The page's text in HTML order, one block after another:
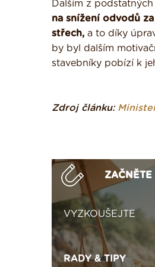
Dalším z
na snížení odvodů
střech, a to díky
by byl dalším
stavebníky pobízí k
Zdroj článku:
ZAČNĚTE
VYZKOUŠEJTE
RADY & TIPY
Není polystyren? My ho
seženeme! ›